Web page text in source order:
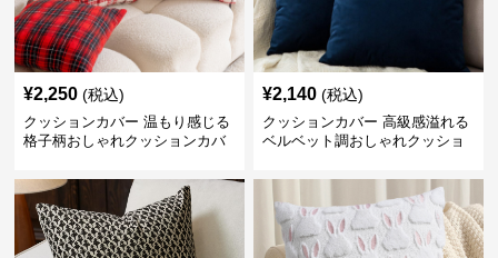
¥2,250 (税込)
クッションカバー 温もり感じる
格子柄おしゃれクッションカバ
¥2,140 (税込)
クッションカバー 高級感溢れる
ベルベット調おしゃれクッショ